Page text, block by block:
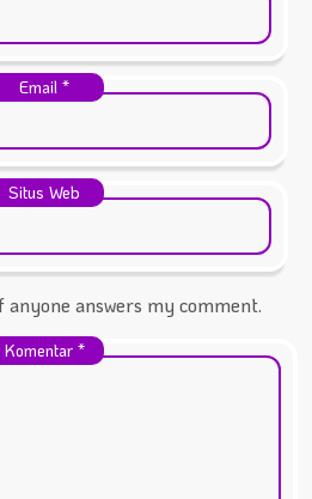
Email *
Situs Web
answers my comment.
Komentar *